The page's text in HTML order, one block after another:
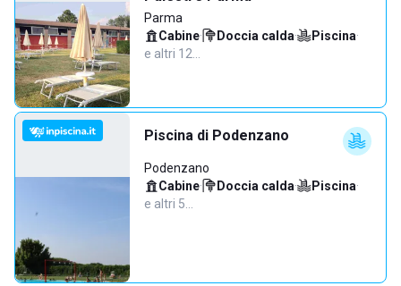
Parma
Cabine· Doccia calda· Piscina·
e altri 12…
Piscina di Podenzano
Podenzano
Cabine· Doccia calda· Piscina·
e altri 5…